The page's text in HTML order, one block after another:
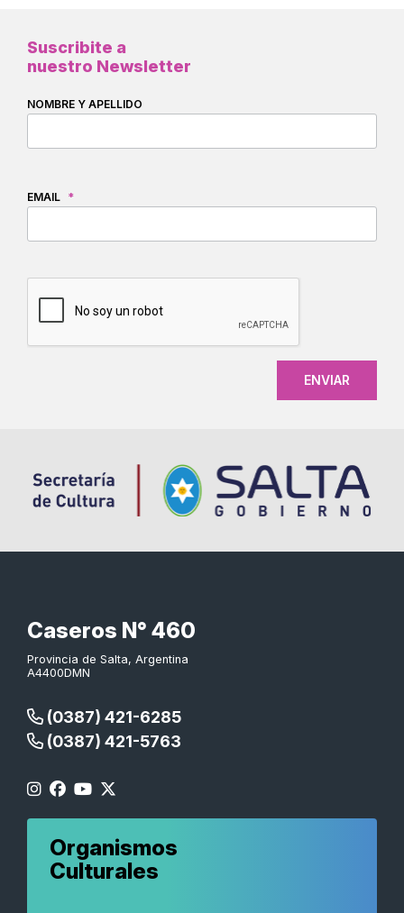
Suscribite a
nuestro Newsletter
NOMBRE Y APELLIDO
EMAIL *
Caseros N° 460
Provincia de Salta, Argentina
A4400DMN
(0387) 421-6285
(0387) 421-5763
Organismos
Culturales